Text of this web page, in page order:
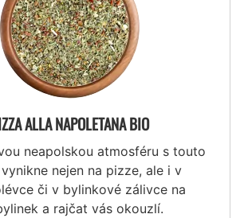
ALLA NAPOLETANA BIO
neapolskou atmosféru s touto
nejen na pizze, ale i v
či v bylinkové zálivce na
a rajčat vás okouzlí.